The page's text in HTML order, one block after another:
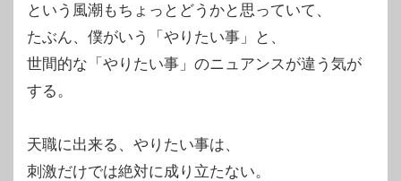
という風潮もちょっとどうかと思っていて、
たぶん、僕がいう「やりたい事」と、
世間的な「やりたい事」のニュアンスが違う気が
する。
天職に出来る、やりたい事は、
刺激だけでは絶対に成り立たない。